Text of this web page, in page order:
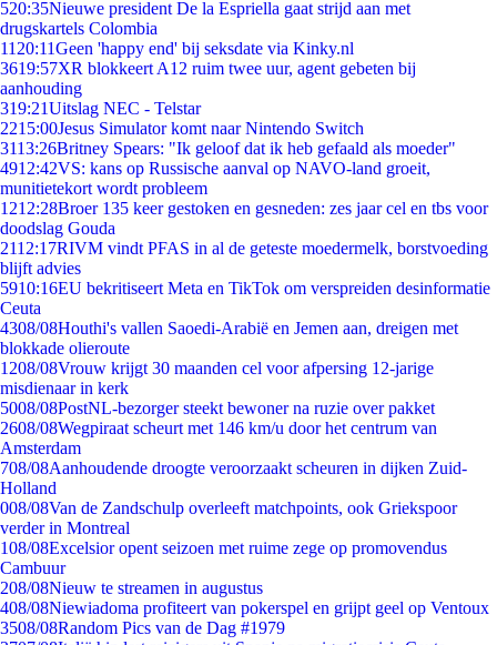
520:35Nieuwe president De la Espriella gaat strijd aan met
drugskartels Colombia
11 20:11Geen 'happy end' bij seksdate via Kinky.nl
3619:57XR blokkeert A12 ruim twee uur, agent gebeten bij
aanhouding
319:21Uitslag NEC - Telstar
2215:00Jesus Simulator komt naar Nintendo Switch
3113:26Britney Spears: "Ik geloof dat ik heb gefaald als moeder"
4912:42VS: kans op Russische aanval op NAVO-land groeit,
munitietekort wordt probleem
1212:28Broer 135 keer gestoken en gesneden: zes jaar cel en tbs voor
doodslag Gouda
2112:17RIVM vindt PFAS in al de geteste moedermelk, borstvoeding
blijft advies
5910:16EU bekritiseert Meta en TikTok om verspreiden desinformatie
Ceuta
4308/08Houthi's vallen Saoedi-Arabië en Jemen aan, dreigen met
blokkade olieroute
1208/08Vrouw krijgt 30 maanden cel voor afpersing 12-jarige
misdienaar in kerk
5008/08PostNL-bezorger steekt bewoner na ruzie over pakket
2608/08Wegpiraat scheurt met 146 km/u door het centrum van
Amsterdam
708/08Aanhoudende droogte veroorzaakt scheuren in dijken Zuid-
Holland
008/08Van de Zandschulp overleeft matchpoints, ook Griekspoor
verder in Montreal
108/08Excelsior opent seizoen met ruime zege op promovendus
Cambuur
208/08Nieuw te streamen in augustus
408/08Niewiadoma profiteert van pokerspel en grijpt geel op Ventoux
3508/08Random Pics van de Dag #1979